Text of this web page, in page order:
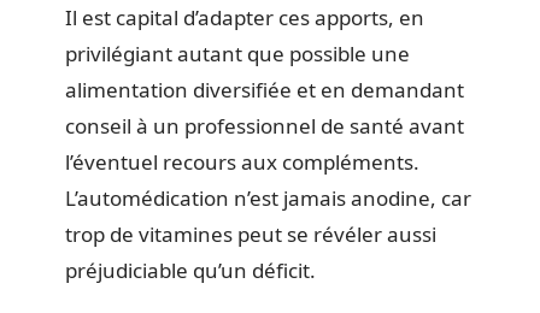
Il est capital d’adapter ces apports, en
privilégiant autant que possible une
alimentation diversifiée et en demandant
conseil à un professionnel de santé avant
l’éventuel recours aux compléments.
L’automédication n’est jamais anodine, car
trop de vitamines peut se révéler aussi
préjudiciable qu’un déficit.